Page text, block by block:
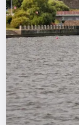
Площадки
Артисты
Рейтинги